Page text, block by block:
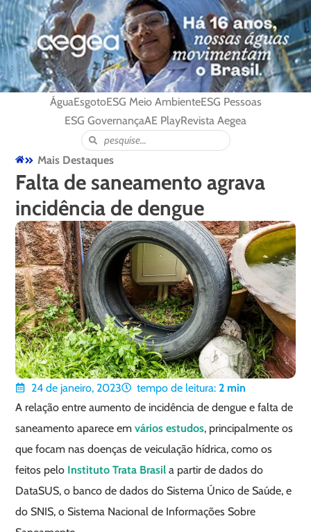
ÁguaEsgotoESG Meio AmbienteESG Pessoas
ESG GovernançaAE PlayRevista Aegea
Mais Destaques
Falta de saneamento agrava
incidência de dengue
24 de janeiro, 2023 tempo de leitura: 2 min
A relação entre aumento de incidência de dengue e falta de
saneamento aparece emvários estudos, principalmente os
que focam nas doenças de veiculação hídrica, como os
feitos pelo Instituto Trata Brasil a partir de dados do
DataSUS, o banco de dados do Sistema Único de Saúde, e
do SNIS, o Sistema Nacional de Informações Sobre